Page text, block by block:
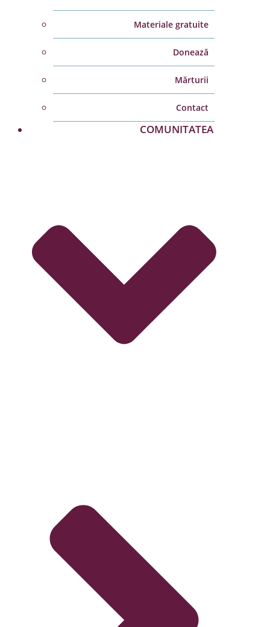
Materiale gratuite
Donează
Mărturii
Contact
COMUNITATEA